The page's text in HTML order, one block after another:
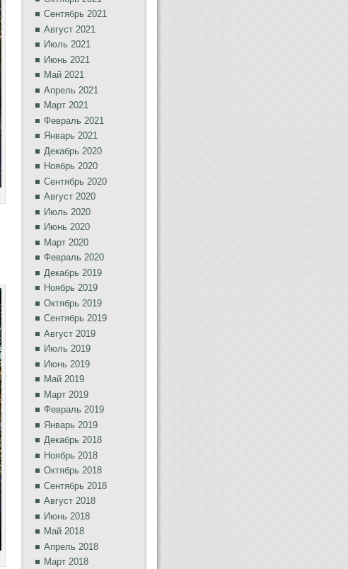
Сентябрь 2021
Август 2021
Июль 2021
Июнь 2021
Май 2021
Апрель 2021
Март 2021
Февраль 2021
Январь 2021
Декабрь 2020
Ноябрь 2020
Сентябрь 2020
Август 2020
Июль 2020
Июнь 2020
Март 2020
Февраль 2020
Декабрь 2019
Ноябрь 2019
Октябрь 2019
Сентябрь 2019
Август 2019
Июль 2019
Июнь 2019
Май 2019
Март 2019
Февраль 2019
Январь 2019
Декабрь 2018
Ноябрь 2018
Октябрь 2018
Сентябрь 2018
Август 2018
Июнь 2018
Май 2018
Апрель 2018
Март 2018